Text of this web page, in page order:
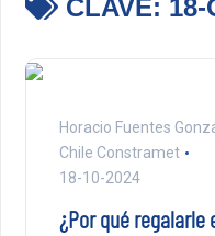
CLAVE: 18-
Horacio Fuentes
Chile Constramet
18-10-2024
¿Por qué regalarle